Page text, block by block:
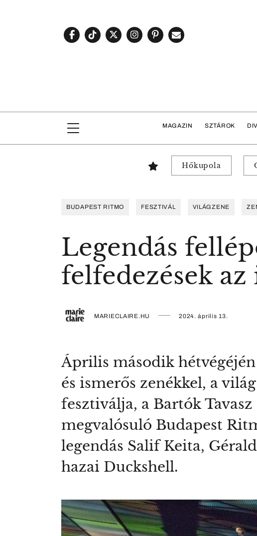
MAGAZIN SZTÁROK
Hőkupola
BUDAPEST RITMO FESZTIVÁL VILÁGZENE
Legendás
felfedezések
MARIECLAIRE.HU 2024. április 13.
Április második
és ismerős zenékkel, a
fesztiválja, a Bartók
megvalósuló Budapest
legendás Salif Keita,
hazai Duckshell.